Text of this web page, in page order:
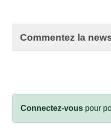
Commentez la
Connectez-vous pour